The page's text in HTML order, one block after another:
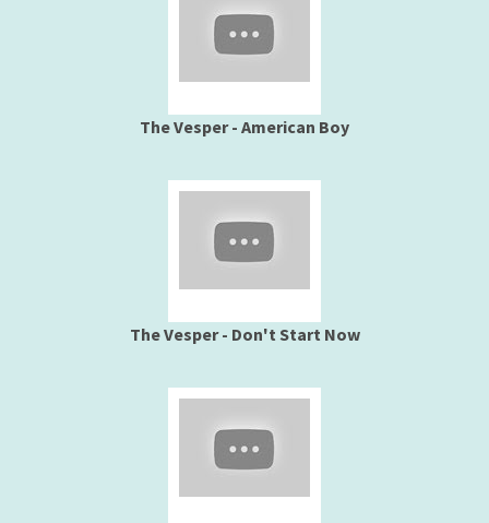
The Vesper - American Boy
The Vesper - Don't Start Now